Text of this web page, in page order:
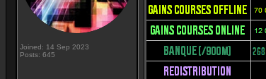
Joined: 14 Sep 2023
Posts: 645